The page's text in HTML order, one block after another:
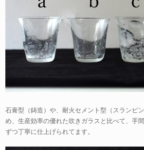
石膏型（鋳造）や、耐火セメント型（スランピ
め、生産効率の優れた吹きガラスと比べて、手
ずつ丁寧に仕上げられてます。